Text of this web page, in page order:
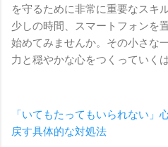
を守るために非常に重要なスキ
少しの時間、スマートフォンを
始めてみませんか。その小さな
力と穏やかな心をつくっていく
「いてもたってもいられない」
戻す具体的な対処法